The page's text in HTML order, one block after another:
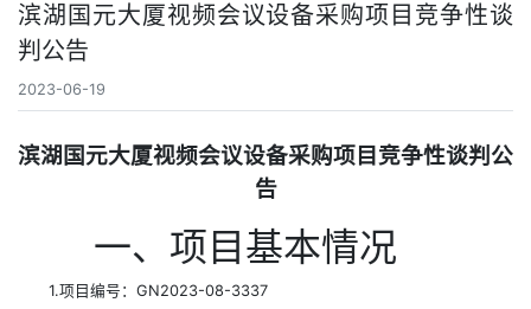
滨湖国元大厦视频会议设备采购项目竞争性谈
判公告
2023-06-19
滨湖国元大厦视频会议设备采购项目竞争性谈判公
告
一、项目基本情况
1.项目编号：GN2023-08-3337